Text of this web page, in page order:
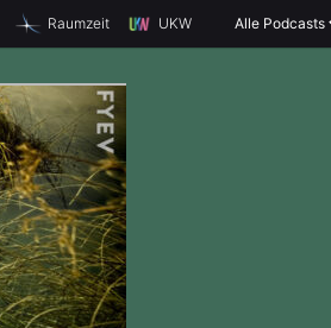
Raumzeit UKW Alle Podcasts